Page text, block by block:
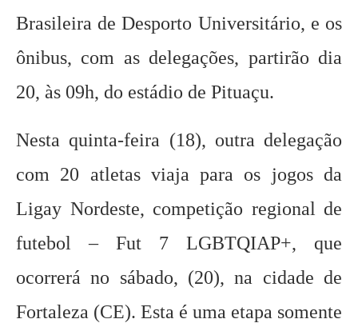
Brasileira de Desporto Universitário, e os
ônibus, com as delegações, partirão dia
20, às 09h, do estádio de Pituaçu.
Nesta quinta-feira (18), outra delegação
com 20 atletas viaja para os jogos da
Ligay Nordeste, competição regional de
futebol – Fut 7 LGBTQIAP+, que
ocorrerá no sábado, (20), na cidade de
Fortaleza (CE). Esta é uma etapa somente